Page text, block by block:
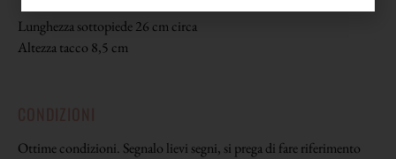
Lunghezza sottopiede 26 cm circa
Altezza tacco 8,5 cm
Ottime condizioni. Segnalo lievi segni, si prega di fare riferimento